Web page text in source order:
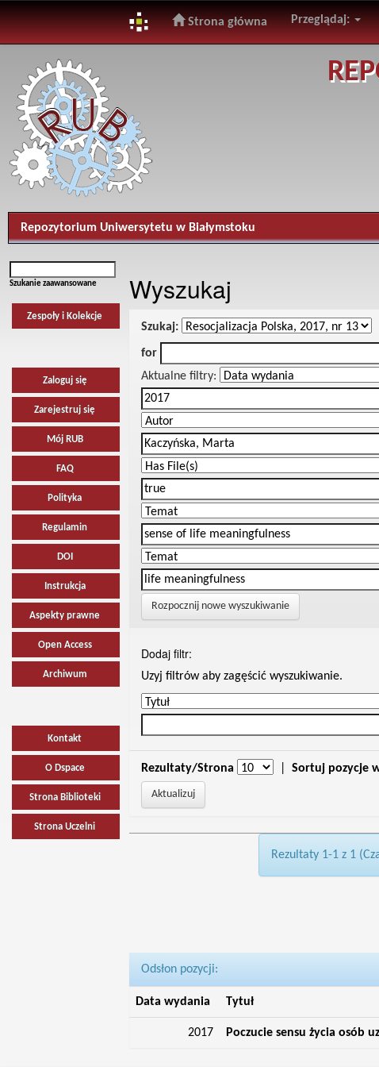
navigation
Strona główna Przeglądaj:
Repozytorium Uniwersytetu w Białymstoku
Szukanie zaawansowane
Zespoły i Kolekcje
Zaloguj się
Zarejestruj się
Mój RUB
FAQ
Polityka
Regulamin
DOI
Instrukcja
Aspekty prawne
Open Access
Archiwum
Kontakt
O Dspace
Strona Biblioteki
Strona Uczelni
Wyszukaj
Szukaj:
for
Aktualne filtry:
Rozpocznij nowe wyszukiwanie
Dodaj filtr:
Uzyj filtrów aby zagęścić wyszukiwanie.
Rezultaty/Strona Sortuj pozycje
Rezultaty 1-1 z 1
Odsłon pozycji:
Data wydania Tytuł
2017 Poczucie sensu życia osób